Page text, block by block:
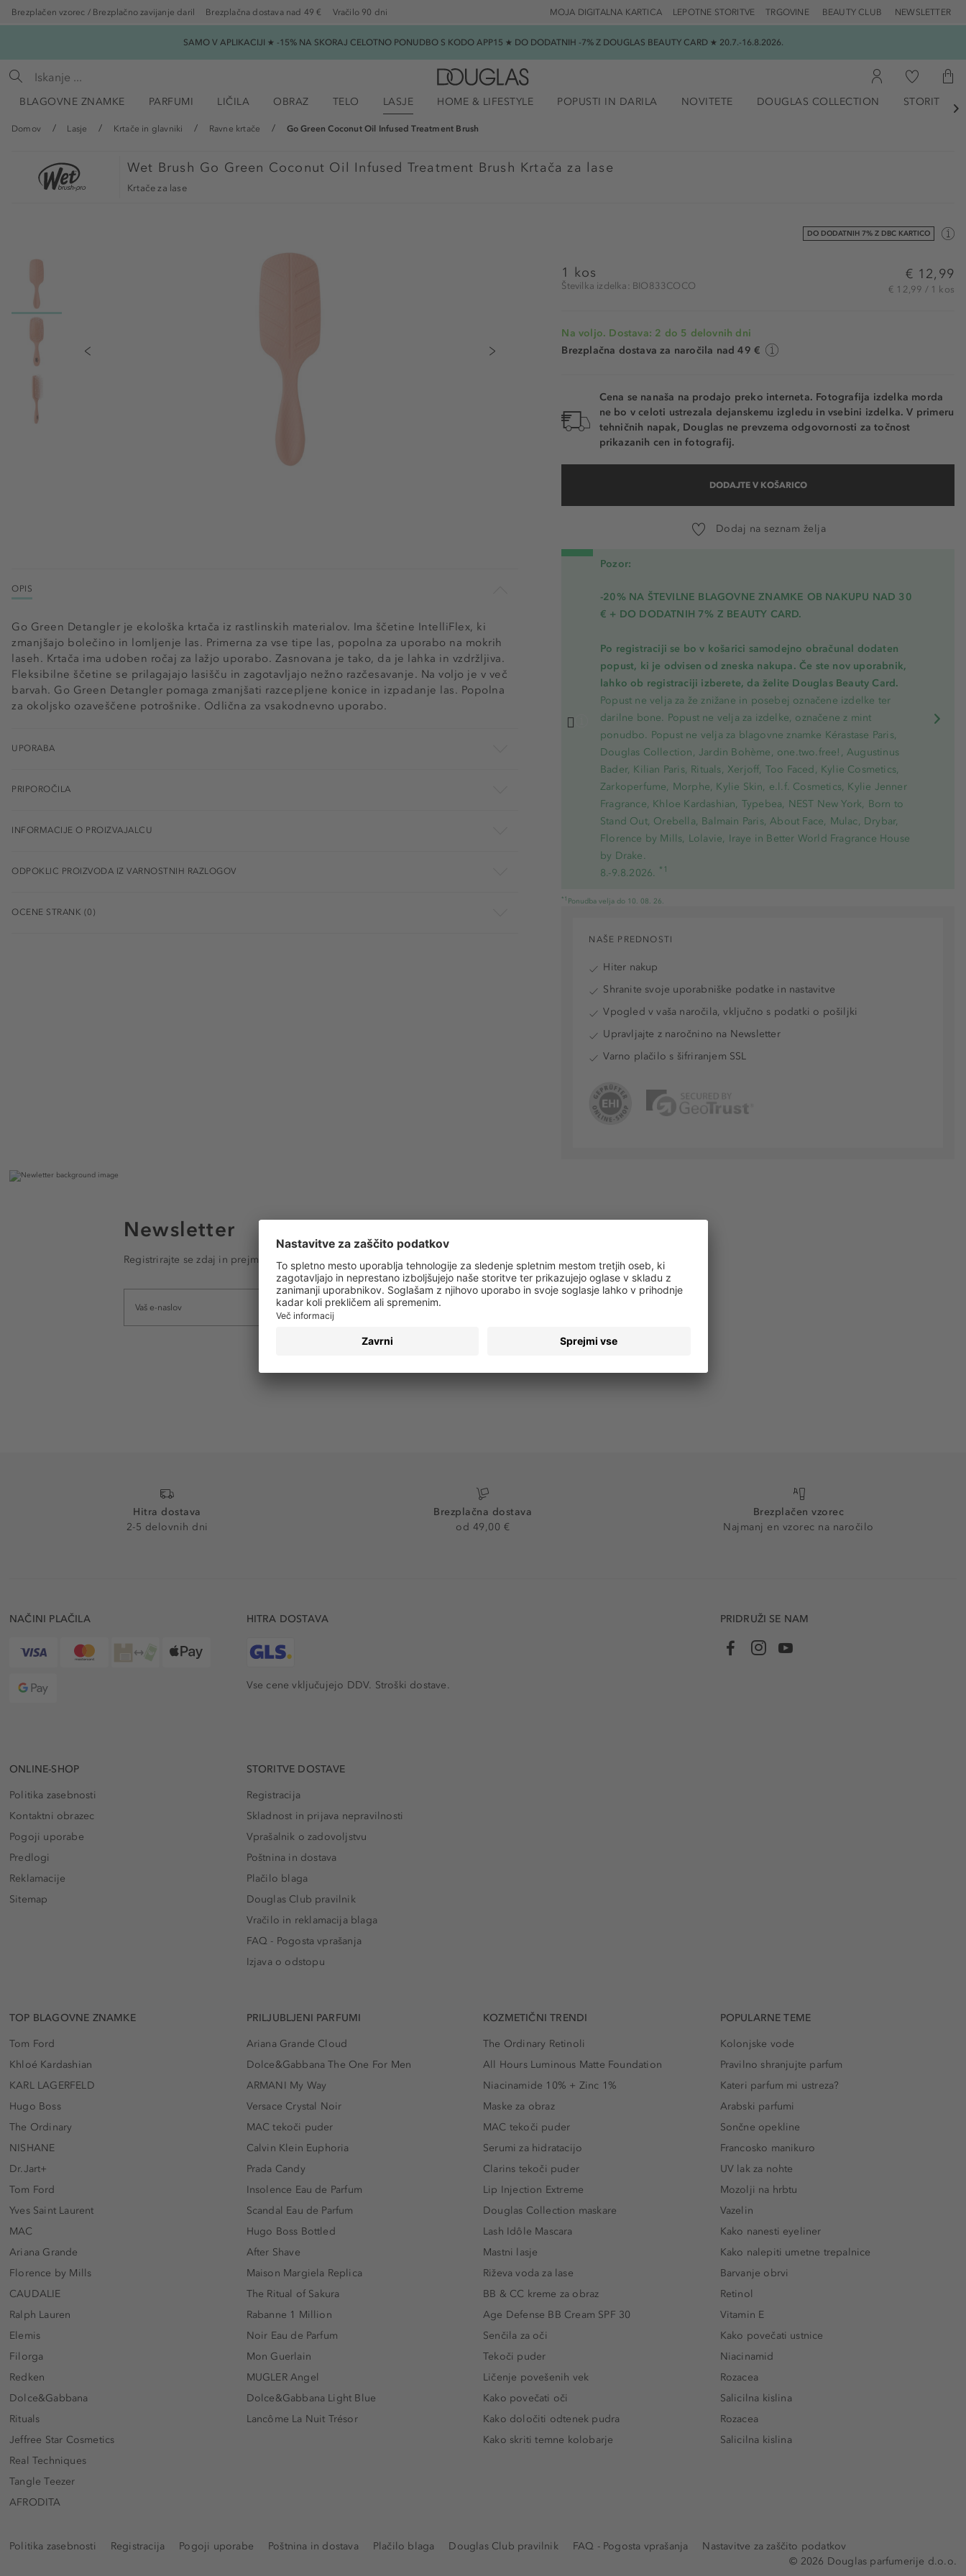
Brezplačen vzorec / Brezplačno zavijanje daril Brezplačna dostava nad 49 € Vračilo 90 dni TRGOVINE BEAUTY CLUB NEWSLETTER
LEPOTNE STORITVE
MOJA DIGITALNA KARTICA
SAMO V APLIKACIJI ★ -15% NA SKORAJ CELOTNO PONUDBO S KODO APP15 ★ DO DODATNIH -7% Z DOUGLAS BEAUTY CARD ★ 20.7.-16.8.2026.
BLAGOVNE ZNAMKE PARFUMI LIČILA OBRAZ TELO LASJE HOME & LIFESTYLE POPUSTI IN DARILA NOVITETE DOUGLAS COLLECTION STORITVE

Domov Lasje Krtače in glavniki Ravne krtače Go Green Coconut Oil Infused Treatment Brush
Wet Brush Go Green Coconut Oil Infused Treatment Brush Krtača za lase
Krtače za lase
DO DODATNIH 7% Z DBC KARTICO
1 kos
Številka izdelka: BIO833COCO
€ 12,99
€ 12,99 / 1 kos
Na voljo. Dostava: 2 do 5 delovnih dni
Brezplačna dostava za naročila nad 49 €
Cena se nanaša na prodajo preko interneta. Fotografija izdelka morda
ne bo v celoti ustrezala dejanskemu izgledu in vsebini izdelka. V primeru
tehničnih napak, Douglas ne prevzema odgovornosti za točnost
prikazanih cen in fotografij.
DODAJTE V KOŠARICO
Dodaj na seznam želja
Pozor:
-20% NA ŠTEVILNE BLAGOVNE ZNAMKE OB NAKUPU NAD 30
€ + DO DODATNIH 7% Z BEAUTY CARD.
Po registraciji se bo v košarici samodejno obračunal dodaten
popust, ki je odvisen od zneska nakupa. Če ste nov uporabnik,
lahko ob registraciji izberete, da želite Douglas Beauty Card.
Popust ne velja za že znižane in posebej označene izdelke ter
darilne bone. Popust ne velja za izdelke, označene z mint
ponudbo. Popust ne velja za blagovne znamke Kérastase Paris,
Douglas Collection, Jardin Bohème, one.two.free!, Augustinus
Bader, Kilian Paris, Rituals, Xerjoff, Too Faced, Kylie Cosmetics,
Zarkoperfume, Morphe, Kylie Skin, e.l.f. Cosmetics, Kylie Jenner
Fragrance, Khloe Kardashian, Typebea, NEST New York, Born to
Stand Out, Orebella, Balmain Paris, About Face, Mulac, Drybar,
Florence by Mills, Lolavie, Iraye in Better World Fragrance House
by Drake.
8.-9.8.2026. *1
*1 Ponudba velja do 10. 08. 26.
OPIS
Go Green Detangler je ekološka krtača iz rastlinskih materialov. Ima ščetine IntelliFlex, ki
zmanjšajo bolečino in lomljenje las. Primerna za vse tipe las, popolna za uporabo na mokrih
laseh. Krtača ima udoben ročaj za lažjo uporabo. Zasnovana je tako, da je lahka in vzdržljiva.
Fleksibilne ščetine se prilagajajo lasišču in zagotavljajo nežno razčesavanje. Na voljo je v več
barvah. Go Green Detangler pomaga zmanjšati razcepljene konice in izpadanje las. Popolna
za okoljsko ozaveščene potrošnike. Odlična za vsakodnevno uporabo.
UPORABA
PRIPOROČILA
INFORMACIJE O PROIZVAJALCU
ODPOKLIC PROIZVODA IZ VARNOSTNIH RAZLOGOV
OCENE STRANK (0)
NAŠE PREDNOSTI
Hiter nakup
Shranite svoje uporabniške podatke in nastavitve
Vpogled v vaša naročila, vključno s podatki o pošiljki
Upravljajte z naročnino na Newsletter
Varno plačilo s šifriranjem SSL
Newsletter
Registrirajte se zdaj in prejmite e-poštna obvestila o vseh trendih in ponudbah!
Hitra dostava
2-5 delovnih dni
Brezplačna dostava
od 49,00 €
Brezplačen vzorec
Najmanj en vzorec na naročilo
NAČINI PLAČILA HITRA DOSTAVA
Vse cene vključujejo DDV. Stroški dostave.
PRIDRUŽI SE NAM
ONLINE-SHOP
Politika zasebnosti
Kontaktni obrazec
Pogoji uporabe
Predlogi
Reklamacije
Sitemap
STORITVE DOSTAVE
Registracija
Skladnost in prijava nepravilnosti
Vprašalnik o zadovoljstvu
Poštnina in dostava
Plačilo blaga
Douglas Club pravilnik
Vračilo in reklamacija blaga
FAQ - Pogosta vprašanja
Izjava o odstopu
TOP BLAGOVNE ZNAMKE
Tom Ford
Khloé Kardashian
KARL LAGERFELD
Hugo Boss
The Ordinary
NISHANE
Dr.Jart+
Tom Ford
Yves Saint Laurent
MAC
Ariana Grande
Florence by Mills
CAUDALIE
Ralph Lauren
Elemis
Filorga
Redken
Dolce&Gabbana
Rituals
Jeffree Star Cosmetics
Real Techniques
Tangle Teezer
AFRODITA
PRILJUBLJENI PARFUMI
Ariana Grande Cloud
Dolce&Gabbana The One For Men
ARMANI My Way
Versace Crystal Noir
MAC tekoči puder
Calvin Klein Euphoria
Prada Candy
Insolence Eau de Parfum
Scandal Eau de Parfum
Hugo Boss Bottled
After Shave
Maison Margiela Replica
The Ritual of Sakura
Rabanne 1 Million
Noir Eau de Parfum
Mon Guerlain
MUGLER Angel
Dolce&Gabbana Light Blue
Lancôme La Nuit Trésor
KOZMETIČNI TRENDI
The Ordinary Retinoli
All Hours Luminous Matte Foundation
Niacinamide 10% + Zinc 1%
Maske za obraz
MAC tekoči puder
Serumi za hidratacijo
Clarins tekoči puder
Lip Injection Extreme
Douglas Collection maskare
Lash Idôle Mascara
Mastni lasje
Riževa voda za lase
BB & CC kreme za obraz
Age Defense BB Cream SPF 30
Senčila za oči
Tekoči puder
Ličenje povešenih vek
Kako povečati oči
Kako določiti odtenek pudra
Kako skriti temne kolobarje
POPULARNE TEME
Kolonjske vode
Pravilno shranjujte parfum
Kateri parfum mi ustreza?
Arabski parfumi
Sončne opekline
Francosko manikuro
UV lak za nohte
Mozolji na hrbtu
Vazelin
Kako nanesti eyeliner
Kako nalepiti umetne trepalnice
Barvanje obrvi
Retinol
Vitamin E
Kako povečati ustnice
Niacinamid
Rozacea
Salicilna kislina
Rozacea
Salicilna kislina
Politika zasebnosti Registracija Pogoji uporabe Poštnina in dostava Plačilo blaga Douglas Club pravilnik FAQ - Pogosta vprašanja
Nastavitve za zaščito podatkov
© 2026 Douglas parfumerije d.o.o.